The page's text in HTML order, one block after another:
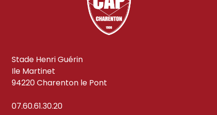
Stade Henri Guérin
Ile Martinet
94220 Charenton le Pont
07.60.61.30.20